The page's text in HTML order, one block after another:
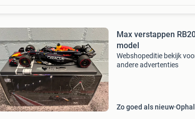
Max verstappen
model
Webshopeditie bekijk
andere advertenties
Zo goed als nieuw